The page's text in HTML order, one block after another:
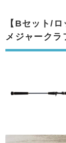
【Bセット/
メジャーク